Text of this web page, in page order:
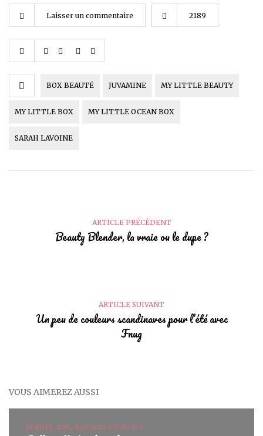
Laisser un commentaire 2189
BOX BEAUTÉ JUVAMINE MY LITTLE BEAUTY
MY LITTLE BOX MY LITTLE OCEAN BOX
SARAH LAVOINE
ARTICLE PRÉCÉDENT
Beauty Blender, la vraie ou le dupe ?
ARTICLE SUIVANT
Un peu de couleurs scandinaves pour l’été avec
Fnug
VOUS AIMEREZ AUSSI
BEAUTÉ, BOX, NATUREL ET/OU BIO